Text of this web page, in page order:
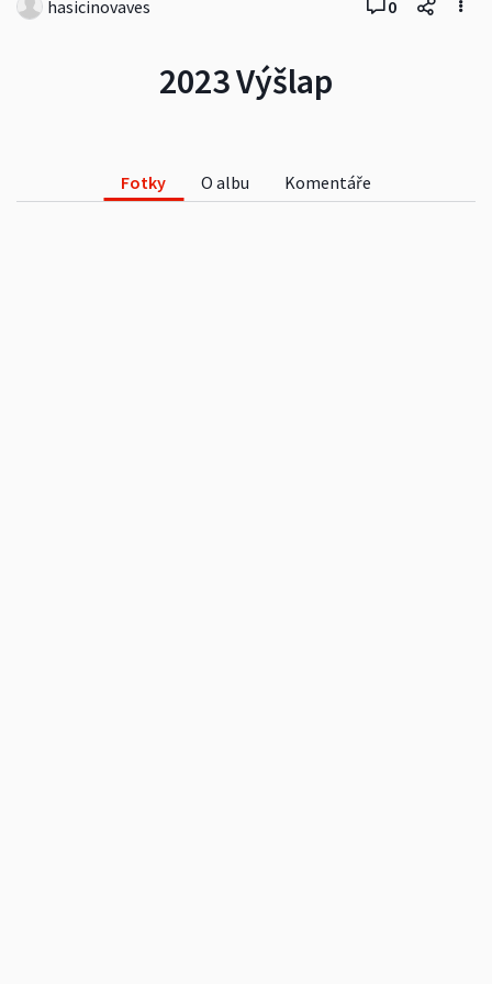
2023 Výšlap
hasicinovaves 0
Fotky O albu Komentáře